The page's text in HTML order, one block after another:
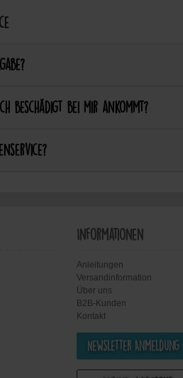
beschädigt bei mir ankommt?
Informationen
Anleitungen
Versandinformation
Über uns
B2B-Kunden
Kontakt
Newsletter Anmeldung